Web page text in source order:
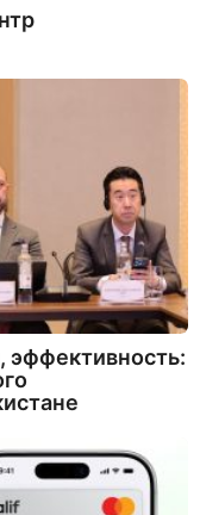
эффективность: